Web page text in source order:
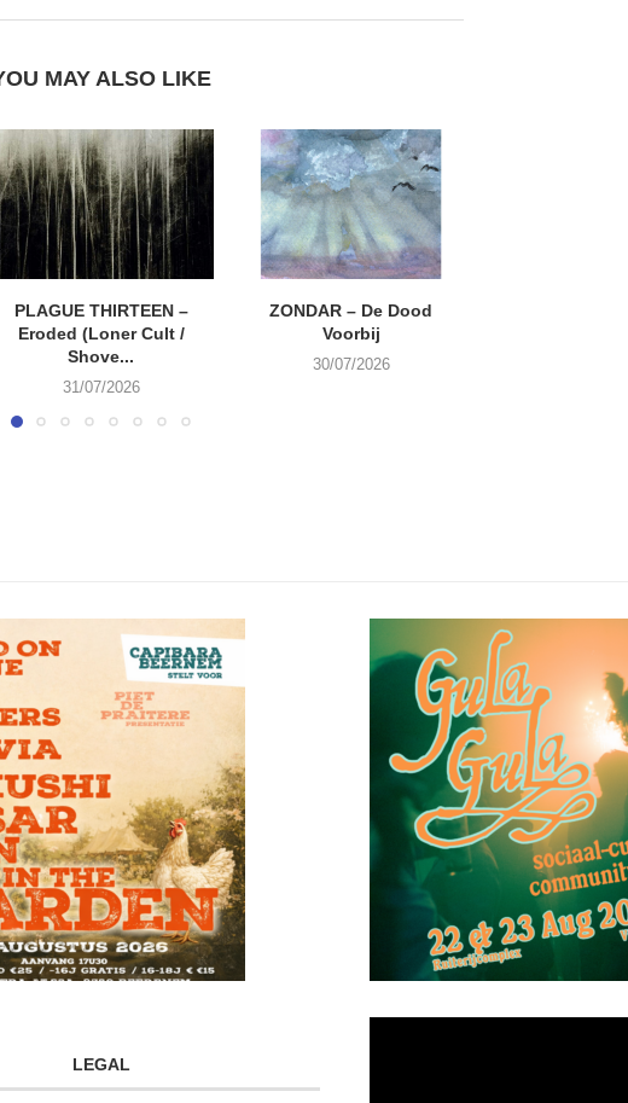
MAY ALSO LIKE
PLAGUE THIRTEEN –
Eroded (Loner Cult /
Shove...
31/07/2026
ZONDAR – De Dood
Voorbij
30/07/2026
LEGAL